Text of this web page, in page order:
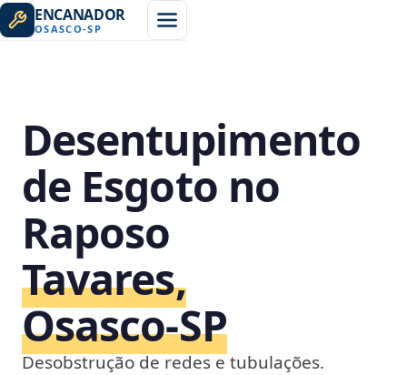
ENCANADOR
OSASCO-SP
Desentupimento
de Esgoto no
Raposo
Tavares,
Osasco‑SP
Desobstrução de redes e tubulações.